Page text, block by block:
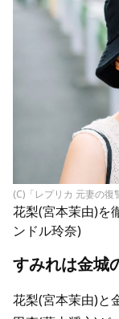
(C)「レプリカ 元妻の復
花梨(宮本茉由)を
ンドル玲奈)
すみれは金城
花梨(宮本茉由)と